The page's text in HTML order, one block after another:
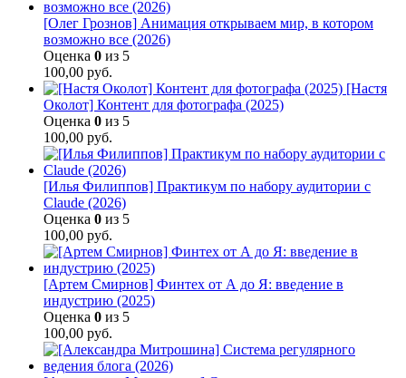
[Олег Грознов] Анимация открываем мир, в котором
возможно все (2026)
Оценка 0 из 5
100,00 руб.
[Настя
Околот] Контент для фотографа (2025)
Оценка 0 из 5
100,00 руб.
[Илья Филиппов] Практикум по набору аудитории с
Claude (2026)
Оценка 0 из 5
100,00 руб.
[Артем Смирнов] Финтех от А до Я: введение в
индустрию (2025)
Оценка 0 из 5
100,00 руб.